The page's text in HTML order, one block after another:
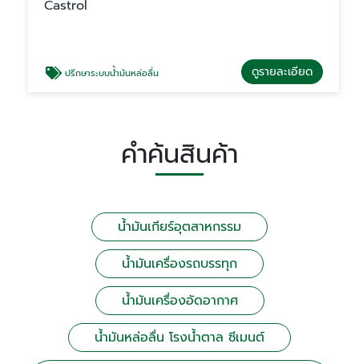
Castrol
ปรึกษาระบบน้ำมันหล่อลื่น ดูรายละเอียด
คำค้นสินค้า
น้ำมันเกียร์อุตสาหกรรม
น้ำมันเครื่องรถบรรทุก
น้ำมันเครื่องอัดอากาศ
น้ำมันหล่อลื่น โรงน้ำตาล ซีเมนต์